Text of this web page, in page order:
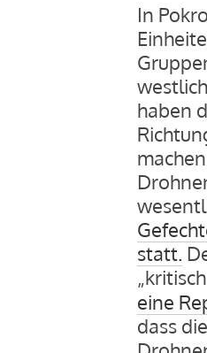
In
haben
statt.
eine
dass